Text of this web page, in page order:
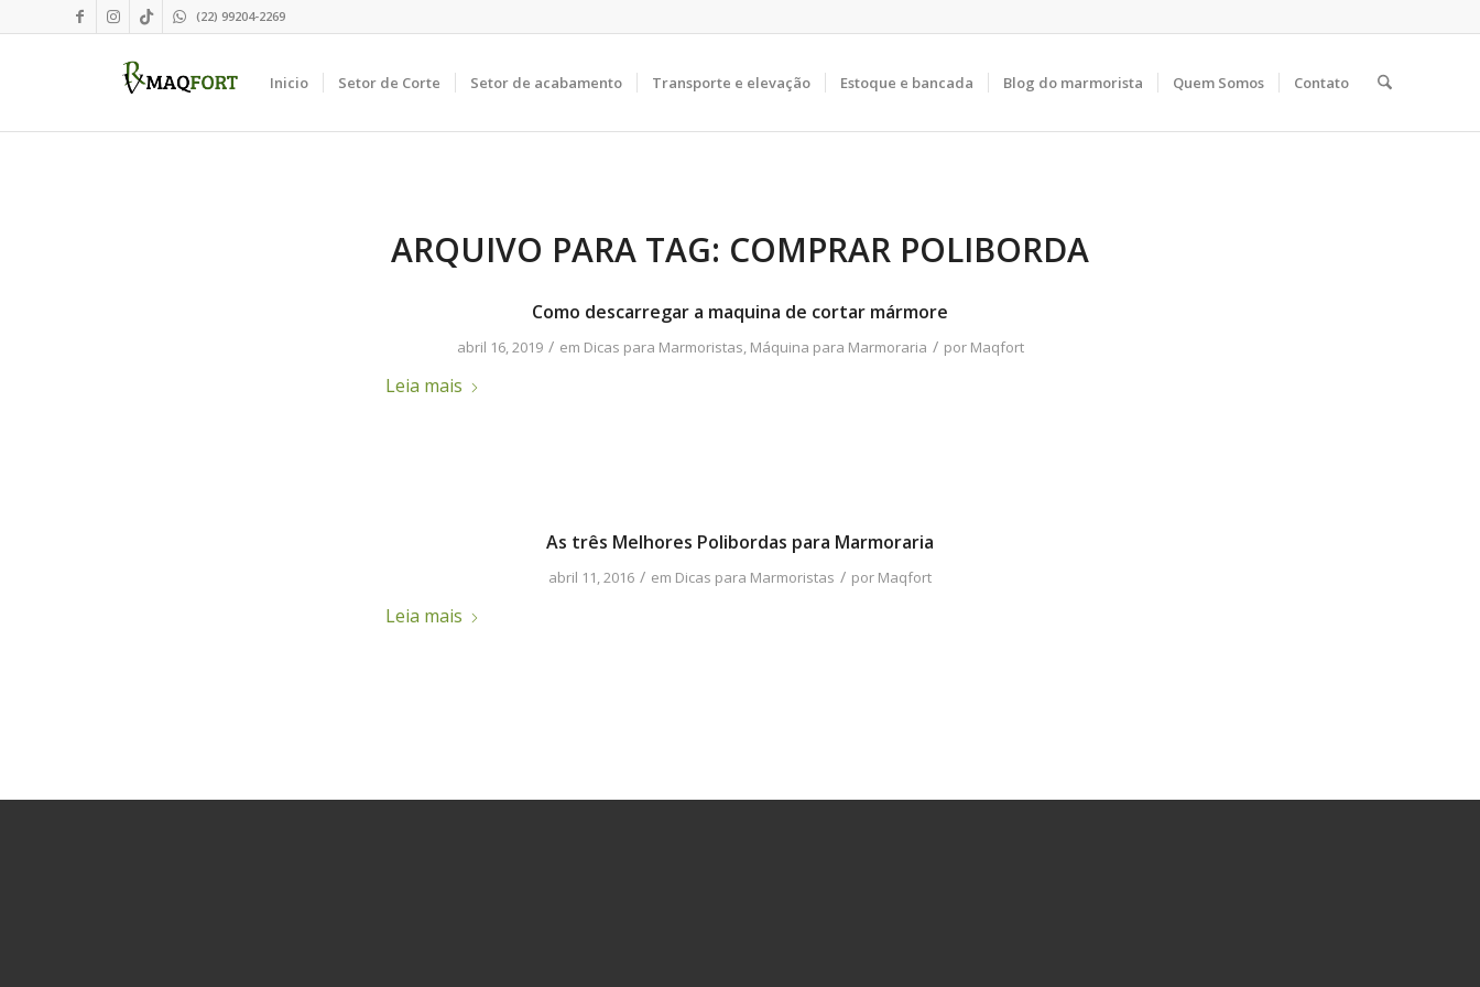
(22) 99204-2269
Inicio Setor de Corte Setor de acabamento Transporte e elevação Estoque e bancada Blog do marmorista Quem Somos Contato
ARQUIVO PARA TAG: COMPRAR POLIBORDA
Como descarregar a maquina de cortar mármore
abril 16, 2019 / em Dicas para Marmoristas, Máquina para Marmoraria / por Maqfort
Leia mais
As três Melhores Polibordas para Marmoraria
abril 11, 2016 / em Dicas para Marmoristas / por Maqfort
Leia mais